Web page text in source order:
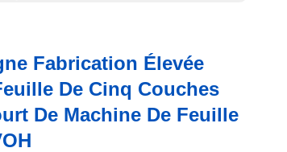
Fabrication Élevée
De Cinq Couches
De Machine De Feuille